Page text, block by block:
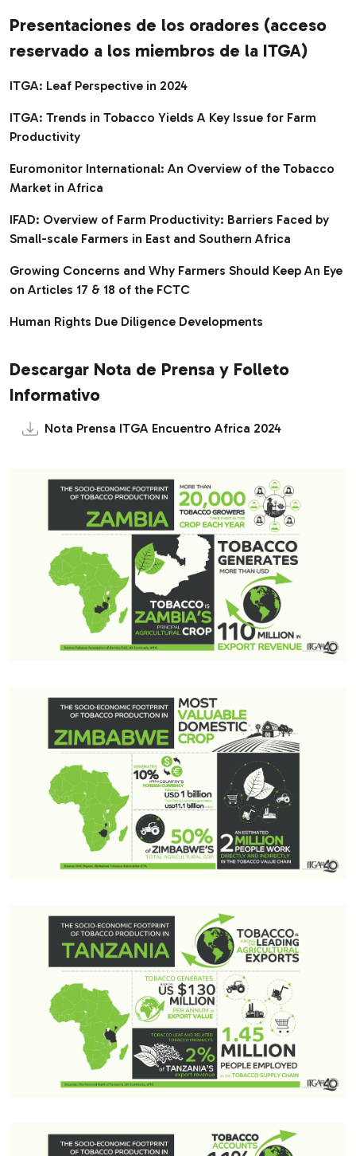
Presentaciones de los oradores (acceso
reservado a los miembros de la ITGA)
ITGA: Leaf Perspective in 2024
ITGA: Trends in Tobacco Yields A Key Issue for Farm
Productivity
Euromonitor International: An Overview of the Tobacco
Market in Africa
IFAD: Overview of Farm Productivity: Barriers Faced by
Small-scale Farmers in East and Southern Africa
Growing Concerns and Why Farmers Should Keep An Eye
on Articles 17 & 18 of the FCTC
Human Rights Due Diligence Developments
Descargar Nota de Prensa y Folleto
Informativo
Nota Prensa ITGA Encuentro Africa 2024